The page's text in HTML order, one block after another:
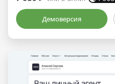
Демоверсия